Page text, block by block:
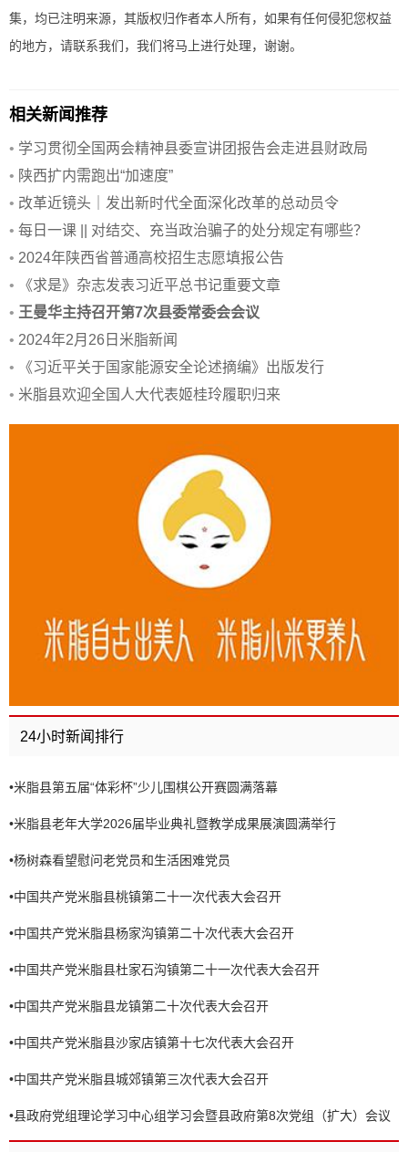
集，均已注明来源，其版权归作者本人所有，如果有任何侵犯您权益
的地方，请联系我们，我们将马上进行处理，谢谢。
相关新闻推荐
• 学习贯彻全国两会精神县委宣讲团报告会走进县财政局
• 陕西扩内需跑出“加速度”
• 改革近镜头｜发出新时代全面深化改革的总动员令
• 每日一课 || 对结交、充当政治骗子的处分规定有哪些？
• 2024年陕西省普通高校招生志愿填报公告
•
《求是》杂志发表习近平总书记重要文章
• 王曼华主持召开第7次县委常委会会议
• 2024年2月26日米脂新闻
•
《习近平关于国家能源安全论述摘编》出版发行
• 米脂县欢迎全国人大代表姬桂玲履职归来
24小时新闻排行
•米脂县第五届“体彩杯”少儿围棋公开赛圆满落幕
•米脂县老年大学2026届毕业典礼暨教学成果展演圆满举行
•杨树森看望慰问老党员和生活困难党员
•中国共产党米脂县桃镇第二十一次代表大会召开
•中国共产党米脂县杨家沟镇第二十次代表大会召开
•中国共产党米脂县杜家石沟镇第二十一次代表大会召开
•中国共产党米脂县龙镇第二十次代表大会召开
•中国共产党米脂县沙家店镇第十七次代表大会召开
•中国共产党米脂县城郊镇第三次代表大会召开
•县政府党组理论学习中心组学习会暨县政府第8次党组（扩大）会议
召开